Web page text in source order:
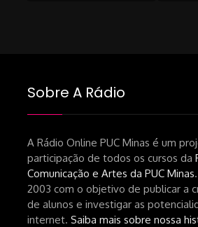
Sobre A Rádio
A Rádio Online PUC Minas é um
participação de todos os cursos da
Comunicação e Artes da PUC Minas
2003 com o objetivo de publicar a
de alunos e investigar as
internet. Saiba mais sobre nossa